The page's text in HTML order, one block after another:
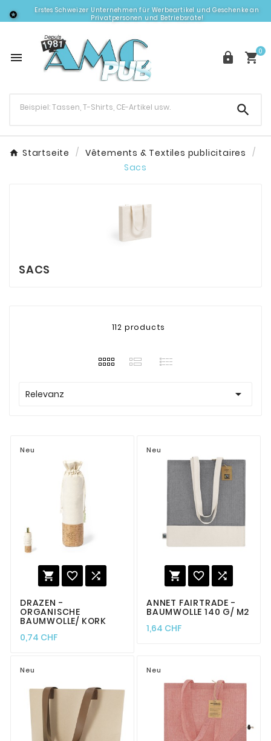

Erstes Schweizer Unternehmen für Werbeartikel und Geschenke an
Privatpersonen und Betriebsräte!
  0

Startseite
Vêtements & Textiles publicitaires
Sacs
SACS
112 products
Relevanz 
Neu
  
DRAZEN -
ORGANISCHE
BAUMWOLLE/ KORK
0,74 CHF
Neu
  
ANNET FAIRTRADE -
BAUMWOLLE 140 G/ M2
1,64 CHF
Neu Neu